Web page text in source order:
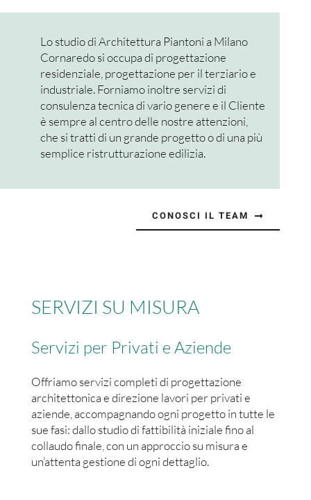
Lo studio di Architettura Piantoni a Milano
Cornaredo si occupa di progettazione
residenziale, progettazione per il terziario e
industriale. Forniamo inoltre servizi di
consulenza tecnica di vario genere e il Cliente
è sempre al centro delle nostre attenzioni,
che si tratti di un grande progetto o di una più
semplice ristrutturazione edilizia.
CONOSCI IL TEAM
SERVIZI SU MISURA
Servizi per Privati e Aziende
Offriamo servizi completi di progettazione
architettonica e direzione lavori per privati e
aziende, accompagnando ogni progetto in tutte le
sue fasi: dallo studio di fattibilità iniziale fino al
collaudo finale, con un approccio su misura e
un’attenta gestione di ogni dettaglio.